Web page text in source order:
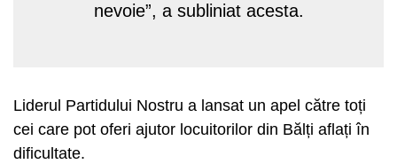
nevoie”, a subliniat acesta.
Liderul Partidului Nostru a lansat un apel către toți
cei care pot oferi ajutor locuitorilor din Bălți aflați în
dificultate.